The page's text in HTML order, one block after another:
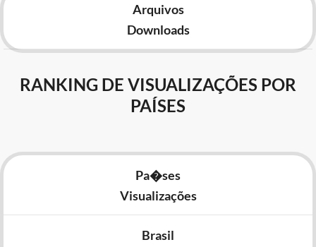
Arquivos
Downloads
RANKING DE VISUALIZAÇÕES POR
PAÍSES
Pa�ses
Visualizações
Brasil